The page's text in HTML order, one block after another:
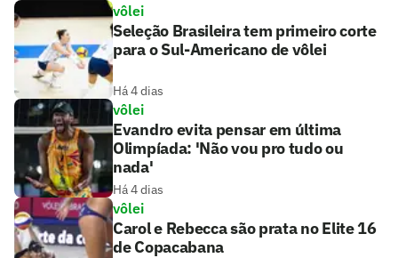
vôlei
Seleção Brasileira tem primeiro corte
para o Sul-Americano de vôlei
Há 4 dias
vôlei
Evandro evita pensar em última
Olimpíada: 'Não vou pro tudo ou
nada'
Há 4 dias
vôlei
Carol e Rebecca são prata no Elite 16
de Copacabana